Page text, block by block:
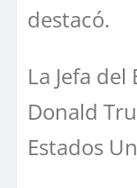
destacó.
La Jefa
Donald
Estados